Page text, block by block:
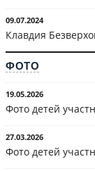
09.07.2024
Клавдия
ФОТО
19.05.2026
Фото детей
27.03.2026
Фото детей